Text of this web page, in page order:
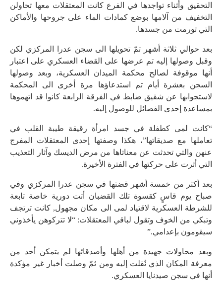
التحقيق وأثناء تواجدها في الفرع كانت المعتقلات معها تحاولن
التخفيف من آلامها بوضع كمادات الماء على جروحها والأماكن
التي تورمت من جسدها.
بعد حوالي ثلاثة أشهر تمّ تحويلها الى سجن عدرا المركزي لكن
وقبل وصولها إليه تم عرضها على القضاء العسكري على اعتبار
أنها موقوفة لصالح محكمة الميدان العسكرية، وبعد وصولها
السجن بعشرة أيام تم استدعاؤها مرة أخرى الى المحكمة
لاستجوابها عن شقيق ضابط في الفرقة الرابعة كانوا قد اتهموها
بمساعدة إحدى الفصائل للوصول إليه.
“كانت لمى كطفلة في جسد امرأة رقيقة طيبة القلب في
تعاملها مع صديقاتها”، هكذا وصفتها إحدى المعتقلات المفرج
عنهن والتي تحدثت عن معناتاها من مرض الديسك وآثار التعذيب
التي أثرت على حركتها في الفترة الأخيرة.
بعد أكثر من خمسة أشهر قضتها في سجن عدرا المركزي وفي
صباح يوم قاسٍ كقسوة تلك القضبان أتت دورية خاصة تابعة
للشرطة العسكرية لاقتياد لمى الى مكان مجهول, كانت ترتجف
وتبكي من الخوف وتقول لباقي المعتقلات: “لا تتركوهن يأخذوني
سيقومون بإعدامي.”
وبعد محاولات جهيدة من أهلها وأصدقائها لم يتمكن أحد من
معرفة المكان الذي نُقلت إليه ومن ثمّ وصلت أخبار غير مؤكدة
أنها في سجن صيدنايا العسكري.